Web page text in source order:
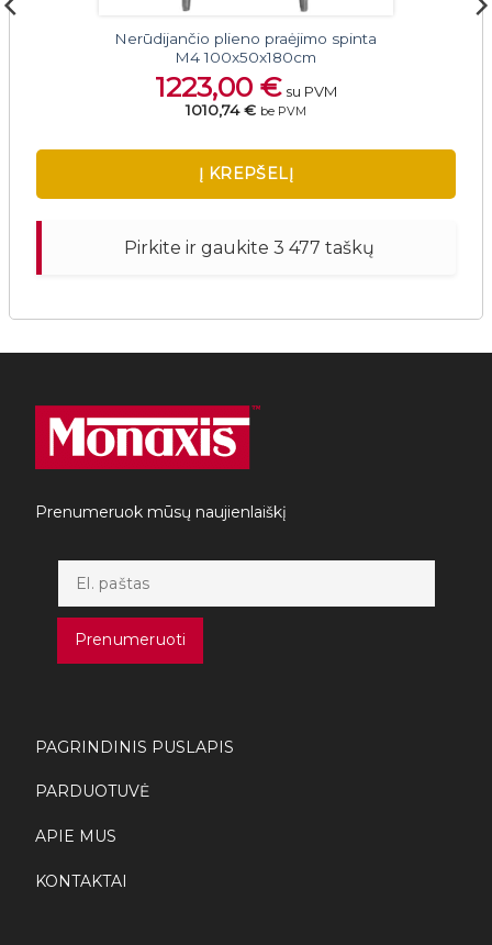
Nerūdijančio plieno praėjimo spinta
M4 100x50x180cm
1223,00 € su PVM
1010,74 € be PVM
Į KREPŠELĮ
Pirkite ir gaukite 3 477 taškų
Prenumeruok mūsų naujienlaiškį
Prenumeruoti
PAGRINDINIS PUSLAPIS
PARDUOTUVĖ
APIE MUS
KONTAKTAI